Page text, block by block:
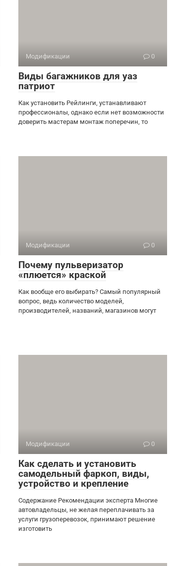
Модификации 0
Виды багажников для уаз
патриот
Как установить Рейлинги, устанавливают
профессионалы, однако если нет возможности
доверить мастерам монтаж поперечин, то
Модификации 0
Почему пульверизатор
«плюется» краской
Как вообще его выбирать? Самый популярный
вопрос, ведь количество моделей,
производителей, названий, магазинов могут
Модификации 0
Как сделать и установить
самодельный фаркоп, виды,
устройство и крепление
Содержание Рекомендации эксперта Многие
автовладельцы, не желая переплачивать за
услуги грузоперевозок, принимают решение
изготовить